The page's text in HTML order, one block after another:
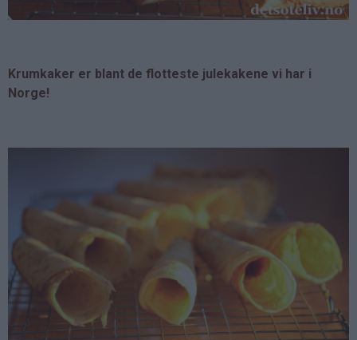
Krumkaker er blant de flotteste julekakene vi har i
Norge!